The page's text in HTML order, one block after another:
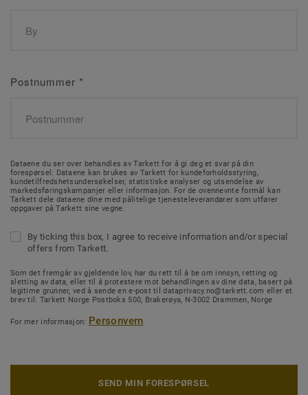
Postnummer *
Dataene du ser over behandles av Tarkett for å gi deg et svar på din
forespørsel. Dataene kan brukes av Tarkett for kundeforholdsstyring,
kundetilfredshetsundersøkelser, statistiske analyser og utsendelse av
markedsføringskampanjer eller informasjon. For de ovennevnte formål kan
Tarkett dele dataene dine med pålitelige tjenesteleverandører som utfører
oppgaver på Tarkett sine vegne.
By ticking this box, I agree to receive information and/or special
offers from Tarkett.
Som det fremgår av gjeldende lov, har du rett til å be om innsyn, retting og
sletting av data, eller til å protestere mot behandlingen av dine data, basert på
legitime grunner, ved å sende en e-post til dataprivacy.no@tarkett.com eller et
brev til: Tarkett Norge Postboks 500, Brakerøya, N-3002 Drammen, Norge
For mer informasjon: Personvern
SEND MIN FORESPØRSEL